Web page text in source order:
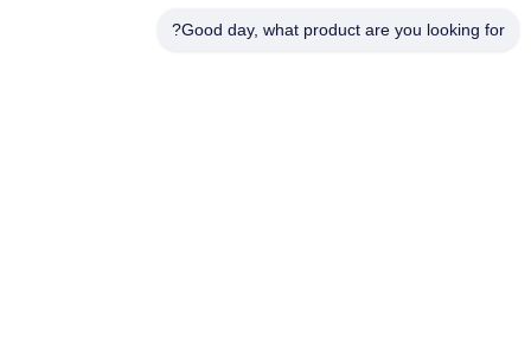
Good day, what product are you looking for?